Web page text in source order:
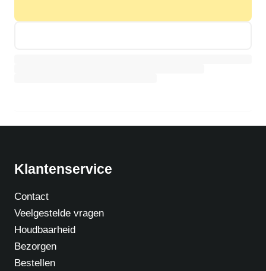
Klantenservice
Contact
Veelgestelde vragen
Houdbaarheid
Bezorgen
Bestellen